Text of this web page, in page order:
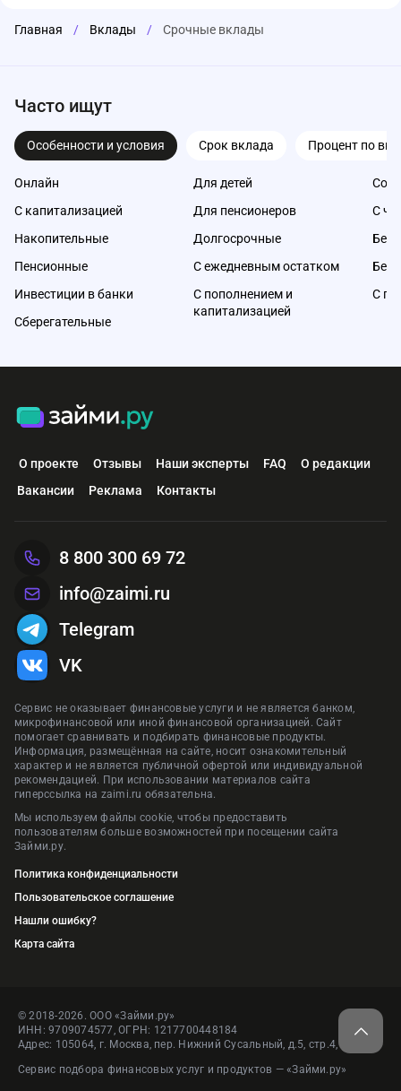
Главная / Вклады / Срочные вклады
Часто ищут
Особенности и условия Срок вклада Процент по
Онлайн
С капитализацией
Накопительные
Пенсионные
Инвестиции в банки
Сберегательные
Для детей
Для пенсионеров
Долгосрочные
С ежедневным остатком
С пополнением и
капитализацией
Со
С
Без
Без
С
О проекте Отзывы Наши эксперты FAQ
О редакции
Вакансии
Реклама Контакты
Сервис не оказывает финансовые услуги и не является банком,
микрофинансовой или иной финансовой организацией. Сайт
помогает сравнивать и подбирать финансовые продукты.
Информация, размещённая на сайте, носит ознакомительный
характер и не является публичной офертой или индивидуальной
рекомендацией. При использовании материалов сайта
гиперссылка на zaimi.ru обязательна.
Мы используем файлы cookie, чтобы предоставить
пользователям больше возможностей при посещении сайта
Займи.ру.
Политика конфиденциальности
Пользовательское соглашение
Нашли ошибку?
Карта сайта
8 800 300 69 72
info@zaimi.ru
Telegram
VK
© 2018-2026. ООО «Займи.ру»
ИНН: 9709074577, ОГРН: 1217700448184
Адрес: 105064, г. Москва, пер. Нижний Сусальный, д.5, стр.4, пом.1
Сервис подбора финансовых услуг и продуктов — «Займи.ру»